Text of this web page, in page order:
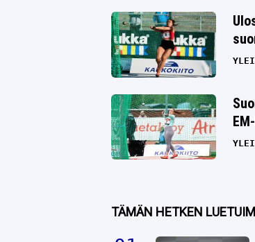
TÄMÄN HETKEN